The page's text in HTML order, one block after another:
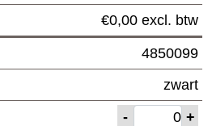
€0,00 excl. btw
4850099
zwart
-
+